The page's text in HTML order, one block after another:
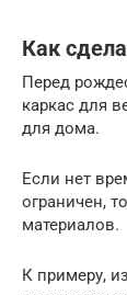
Как
Перед
каркас для
для дома.
Если нет
ограничен,
материалов.
К примеру,